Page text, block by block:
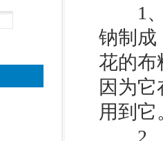
1、
钠制成
花的布
因为
用到它
2、